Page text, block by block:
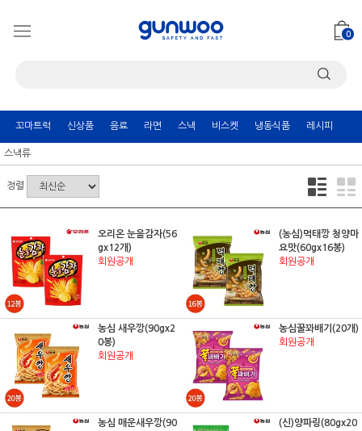
0
꼬마트럭 신상품 음료 라면 스낵 비스켓 냉동식품 레시피
스낵류
정렬
오리온 눈을감자(56
gx12개)
회원공개
(농심)먹태깡 청양마
요맛(60gx16봉)
회원공개
농심 새우깡(90gx2
0봉)
회원공개
농심꿀꽈배기(20개)
회원공개
농심 매운새우깡(90
(신)양파링(80gx20